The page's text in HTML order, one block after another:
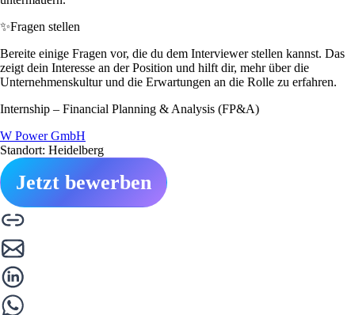
✨Fragen stellen
Bereite einige Fragen vor, die du dem Interviewer stellen kannst. Das
zeigt dein Interesse an der Position und hilft dir, mehr über die
Unternehmenskultur und die Erwartungen an die Rolle zu erfahren.
Internship – Financial Planning & Analysis (FP&A)
W Power GmbH
Standort: Heidelberg
Jetzt bewerben